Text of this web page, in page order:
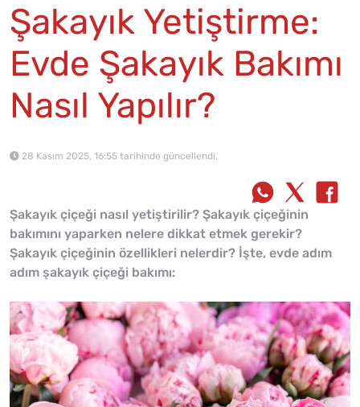
Şakayık Yetiştirme:
Evde Şakayık Bakımı
Nasıl Yapılır?
28 Kasım 2025, 16:55 tarihinde güncellendi.
Şakayık çiçeği nasıl yetiştirilir? Şakayık çiçeğinin
bakımını yaparken nelere dikkat etmek gerekir?
Şakayık çiçeğinin özellikleri nelerdir? İşte, evde adım
adım şakayık çiçeği bakımı: